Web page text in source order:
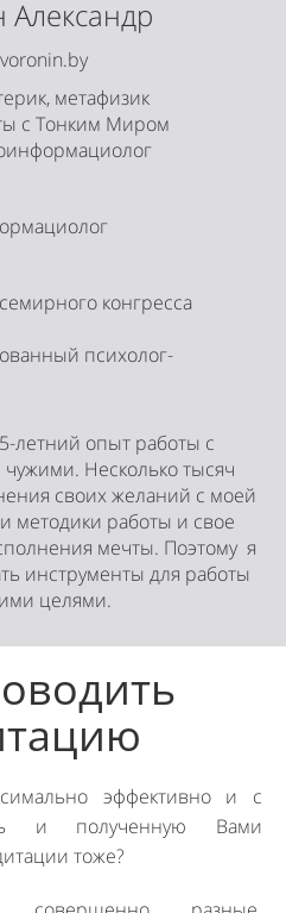
метафизик
с Тонким Миром
конгресса
психолог-
летний опыт работы с
Несколько тысяч
своих желаний с моей
методики работы и свое
мечты. Поэтому я
инструменты для работы
целями.
эффективно и с
и полученную Вами
тоже?